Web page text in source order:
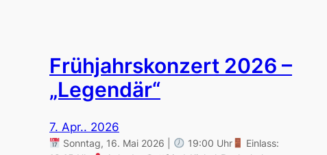
Frühjahrskonzert 2026 –
„Legendär“
7. Apr.. 2026
Sonntag, 16. Mai 2026 | 19:00 Uhr
Einlass: